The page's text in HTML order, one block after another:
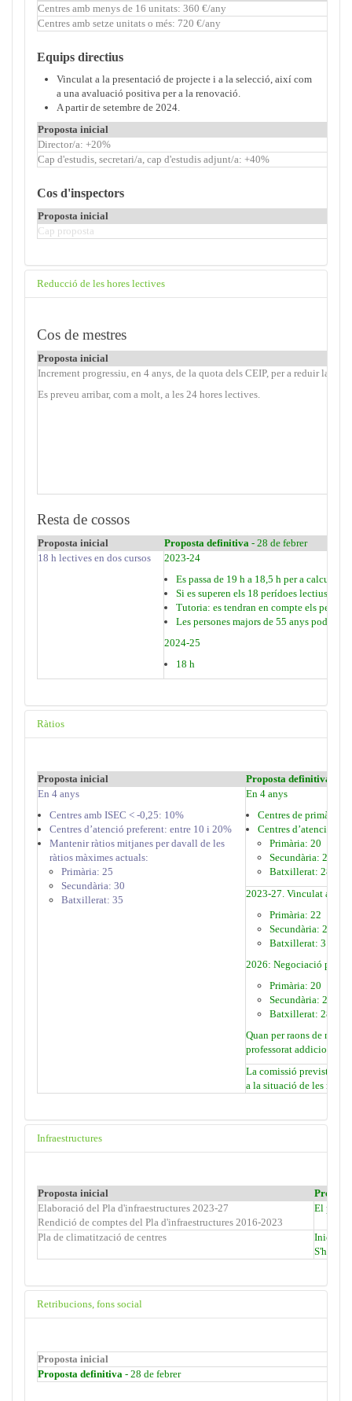
Centres amb menys de 16 unitats: 360 €/any
Centres amb setze unitats o més: 720 €/any
Equips directius
Vinculat a la presentació de projecte i a la selecció, així com
a una avaluació positiva per a la renovació.
A partir de setembre de 2024.
Proposta inicial
Director/a: +20%
Cap d'estudis, secretari/a, cap d'estudis adjunt/a: +40%
Cos d'inspectors
Proposta inicial
Cap proposta
Reducció de les hores lectives
Cos de mestres
Proposta inicial
Increment progressiu, en 4 anys, de la quota dels CEIP, per a reduir la
Es preveu arribar, com a molt, a les 24 hores lectives.
Resta de cossos
Proposta inicial Proposta definitiva - 28 de febrer
18 h lectives en dos cursos
2023-24
Es passa de 19 h a 18,5 h per a calcular
Si es superen els 18 perídoes lectius, es
Tutoria: es tendran en compte els
Les persones majors de 55 anys podran
2024-25
18 h
Ràtios
Proposta inicial Proposta definitiva
En 4 anys
Centres amb ISEC < -0,25: 10%
Centres d’atenció preferent: entre 10 i 20%
Mantenir ràtios mitjanes per davall de les
ràtios màximes actuals:
Primària: 25
Secundària: 30
Batxillerat: 35
En 4 anys
Centres de primària
Centres d’atenció
Primària: 20
Secundària: 24
Batxillerat: 28
2023-27. Vinculat al pla
Primària: 22
Secundària: 27
Batxillerat: 31
2026: Negociació per
Primària: 20
Secundària: 24
Batxillerat: 28
Quan per raons de
professorat addicional a
La comissió prevista en
a la situació de les
Infraestructures
Proposta inicial
Elaboració del Pla d'infraestructures 2023-27
Rendició de comptes del Pla d'infraestructures 2016-2023
El pla
Pla de climatització de centres
Inici de
S'ha de
Retribucions, fons social
Proposta inicial
Proposta definitiva - 28 de febrer